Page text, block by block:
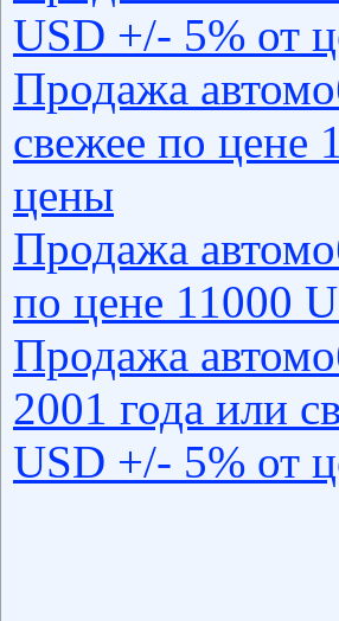
USD +/- 5% от
Продажа
свежее по цене
цены
Продажа
по цене 11000
Продажа
2001 года или
USD +/- 5% от